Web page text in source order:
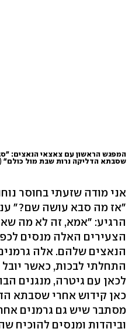
המפגש הראשון עם צאצאי הנאצים:
שסבתא הדליקה נרות שבת מול כולם"
אני מודה שזעתי בחוסר
"אז מה סבא עושה שם?"
הרגיע: "אמא, זה לא מה
הצעירים האלה מנסים
הנאצים שלהם. אלה
התחלתי לבכות, כאשר
לכאן עם גיטרה, מנגנים
כאן קידוש אחרי שסבתא
מסתבר שיש גם גרמנים
וביהדות ומנסים להוכיח